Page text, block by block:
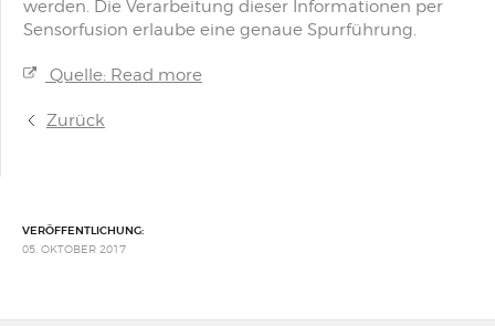
werden. Die Verarbeitung dieser Informationen per
Sensorfusion erlaube eine genaue Spurführung.
Quelle: Read more
Zurück
VERÖFFENTLICHUNG:
05. OKTOBER 2017